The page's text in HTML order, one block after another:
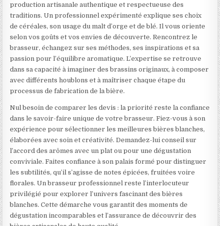
production artisanale authentique et respectueuse des
traditions. Un professionnel expérimenté explique ses choix
de céréales, son usage du malt d’orge et de blé. Il vous oriente
selon vos goûts et vos envies de découverte. Rencontrez le
brasseur, échangez sur ses méthodes, ses inspirations et sa
passion pour l’équilibre aromatique. L’expertise se retrouve
dans sa capacité à imaginer des brassins originaux, à composer
avec différents houblons et à maîtriser chaque étape du
processus de fabrication de la bière.
Nul besoin de comparer les devis : la priorité reste la confiance
dans le savoir-faire unique de votre brasseur. Fiez-vous à son
expérience pour sélectionner les meilleures bières blanches,
élaborées avec soin et créativité. Demandez-lui conseil sur
l’accord des arômes avec un plat ou pour une dégustation
conviviale. Faites confiance à son palais formé pour distinguer
les subtilités, qu’il s’agisse de notes épicées, fruitées voire
florales. Un brasseur professionnel reste l’interlocuteur
privilégié pour explorer l’univers fascinant des bières
blanches. Cette démarche vous garantit des moments de
dégustation incomparables et l’assurance de découvrir des